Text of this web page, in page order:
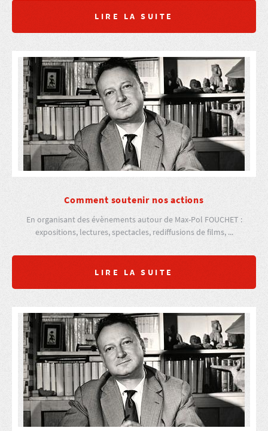
LIRE LA SUITE
Comment soutenir nos actions
En organisant des évènements autour de Max-Pol FOUCHET :
expositions, lectures, spectacles, rediffusions de films, ...
LIRE LA SUITE